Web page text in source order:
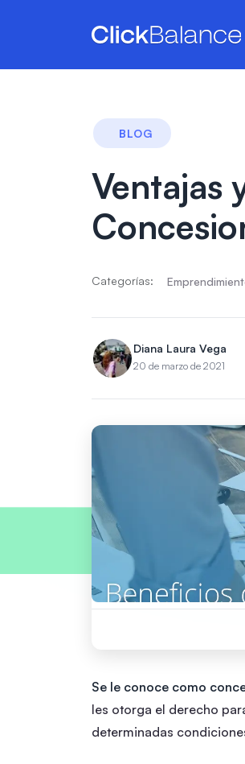
BLOG
Ventajas
Categorías:
Diana Laura Vega
20 de marzo de 2021
Se le conoce como
les otorga el derecho
determinadas